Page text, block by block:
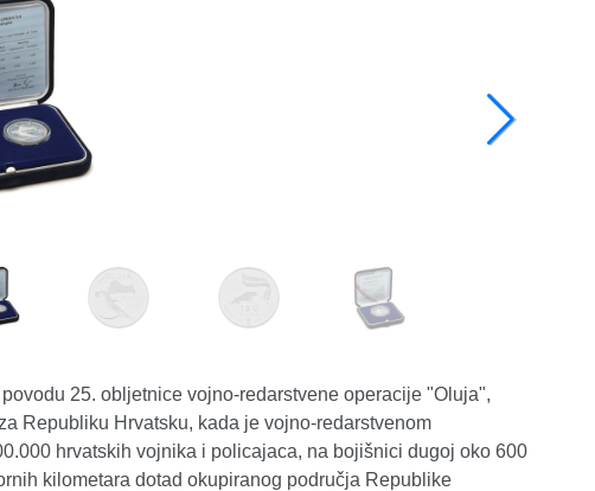
25. obljetnice vojno-redarstvene operacije "Oluja",
Republiku Hrvatsku, kada je vojno-redarstvenom
hrvatskih vojnika i policajaca, na bojišnici dugoj oko 600
kilometara dotad okupiranog područja Republike